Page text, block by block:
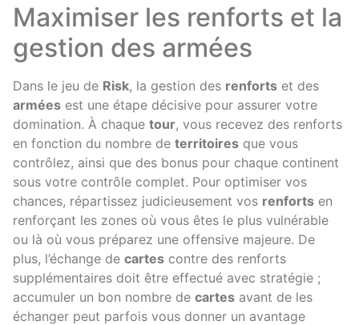
Maximiser les renforts et la
gestion des armées
Dans le jeu de Risk, la gestion des renforts et des
armées est une étape décisive pour assurer votre
domination. À chaque tour, vous recevez des renforts
en fonction du nombre de territoires que vous
contrôlez, ainsi que des bonus pour chaque continent
sous votre contrôle complet. Pour optimiser vos
chances, répartissez judicieusement vos renforts en
renforçant les zones où vous êtes le plus vulnérable
ou là où vous préparez une offensive majeure. De
plus, l’échange de cartes contre des renforts
supplémentaires doit être effectué avec stratégie ;
accumuler un bon nombre de cartes avant de les
échanger peut parfois vous donner un avantage